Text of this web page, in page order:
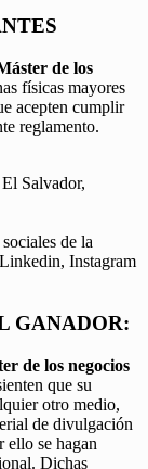
de los
físicas mayores
acepten cumplir
reglamento.
Salvador,
de la
Instagram
GANADOR:
de los negocios
que su
otro medio,
de divulgación
ello se hagan
Dichas